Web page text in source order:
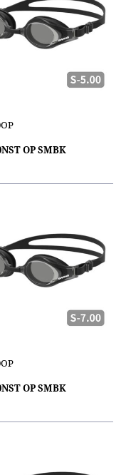
OP SMBK
OP SMBK